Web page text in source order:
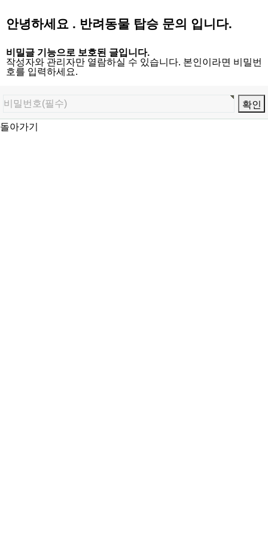
안녕하세요 . 반려동물 탑승 문의 입니다.
비밀글 기능으로 보호된 글입니다.
작성자와 관리자만 열람하실 수 있습니다. 본인이라면 비밀번
호를 입력하세요.
돌아가기